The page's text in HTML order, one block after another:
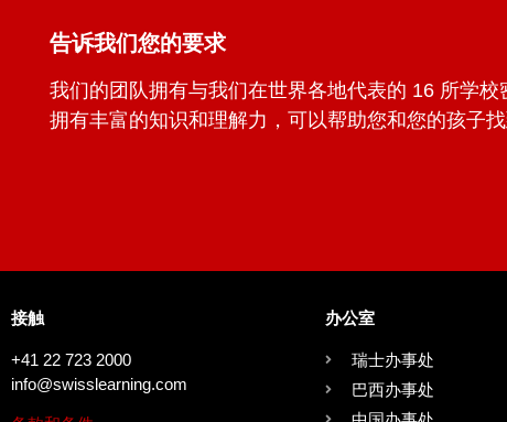
告诉我们您的要求
我们的团队拥有与我们在世界各地代表的 16 所学校
拥有丰富的知识和理解力，可以帮助您和您的孩子找
接触
+41 22 723 2000
info@swisslearning.com
办公室
瑞士办事处
巴西办事处